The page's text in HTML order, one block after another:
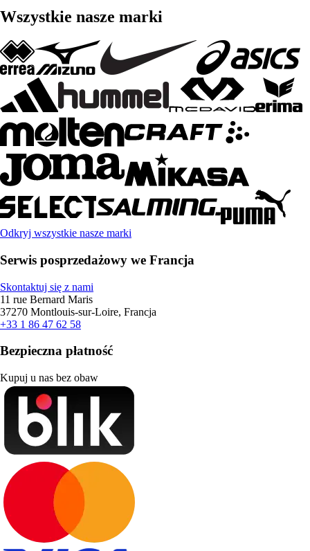
Wszystkie nasze marki
Odkryj wszystkie nasze marki
Serwis posprzedażowy we Francja
Skontaktuj się z nami
11 rue Bernard Maris
37270 Montlouis-sur-Loire, Francja
+33 1 86 47 62 58
Bezpieczna płatność
Kupuj u nas bez obaw